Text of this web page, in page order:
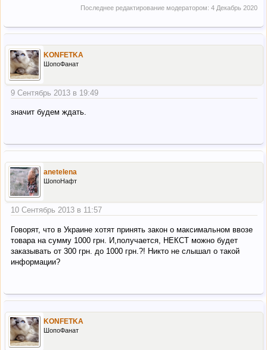
Последнее редактирование модератором: 4 Декабрь 2020
KONFETKA
ШопоФанат
9 Сентябрь 2013 в 19:49
значит будем ждать.
anetelena
ШопоНафт
10 Сентябрь 2013 в 11:57
Говорят, что в Украине хотят принять закон о максимальном ввозе
товара на сумму 1000 грн. И,получается, НЕКСТ можно будет
заказывать от 300 грн. до 1000 грн.?! Никто не слышал о такой
информации?
KONFETKA
ШопоФанат